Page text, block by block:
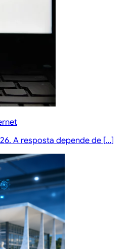
A resposta depende de […]